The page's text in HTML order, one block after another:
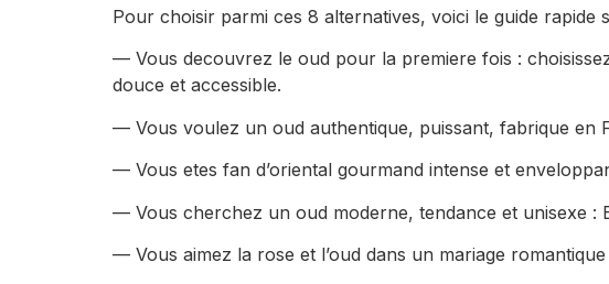
Pour choisir parmi ces 8 alternatives, voici le guide rapide
— Vous decouvrez le oud pour la premiere fois :
douce et accessible.
— Vous voulez un oud authentique, puissant, fabrique en
— Vous etes fan d’oriental gourmand intense et
— Vous cherchez un oud moderne, tendance et unisexe :
— Vous aimez la rose et l’oud dans un mariage